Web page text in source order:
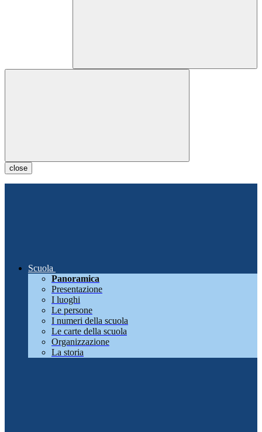
close
Scuola
Panoramica
Presentazione
I luoghi
Le persone
I numeri della scuola
Le carte della scuola
Organizzazione
La storia